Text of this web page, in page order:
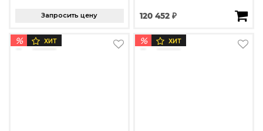
Запросить цену 120 452 ₽
% ХИТ % ХИТ